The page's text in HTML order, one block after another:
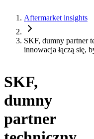
Aftermarket insights
SKF, dumny partner
innowacja łączą się,
SKF,
dumny
partner